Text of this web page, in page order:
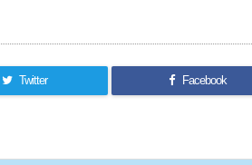
Twitter Facebook